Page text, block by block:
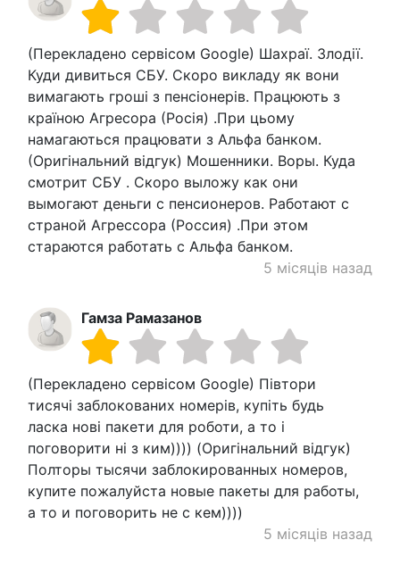
(Перекладено сервісом Google) Шахраї. Злодії.
Куди дивиться СБУ. Скоро викладу як вони
вимагають гроші з пенсіонерів. Працюють з
країною Агресора (Росія) .При цьому
намагаються працювати з Альфа банком.
(Оригінальний відгук) Мошенники. Воры. Куда
смотрит СБУ . Скоро выложу как они
вымогают деньги с пенсионеров. Работают с
страной Агрессора (Россия) .При этом
стараются работать с Альфа банком.
5 місяців назад
Гамза Рамазанов
(Перекладено сервісом Google) Півтори
тисячі заблокованих номерів, купіть будь
ласка нові пакети для роботи, а то і
поговорити ні з ким)))) (Оригінальний відгук)
Полторы тысячи заблокированных номеров,
купите пожалуйста новые пакеты для работы,
а то и поговорить не с кем))))
5 місяців назад